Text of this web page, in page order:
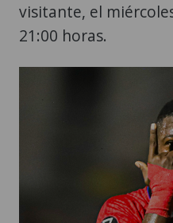
visitante, el
21:00 horas.